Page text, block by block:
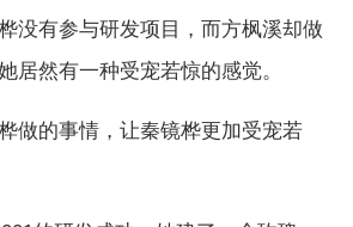
没有参与研发项目，而方枫溪却做
居然有一种受宠若惊的感觉。
做的事情，让秦镜桦更加受宠若